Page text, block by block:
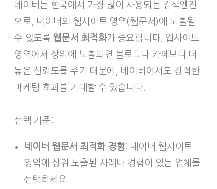
네이버는 한국에서 가장 많이 사용되는 검색엔진
으로, 네이버의 웹사이트 영역(웹문서)에 노출될
수 있도록 웹문서 최적화가 중요합니다. 웹사이트
영역에서 상위에 노출되면 블로그나 카페보다 더
높은 신뢰도를 주기 때문에, 네이버에서도 강력한
마케팅 효과를 기대할 수 있습니다.
선택 기준:
네이버 웹문서 최적화 경험 : 네이버 웹사이트
영역에 상위 노출된 사례나 경험이 있는 업체를
선택하세요.